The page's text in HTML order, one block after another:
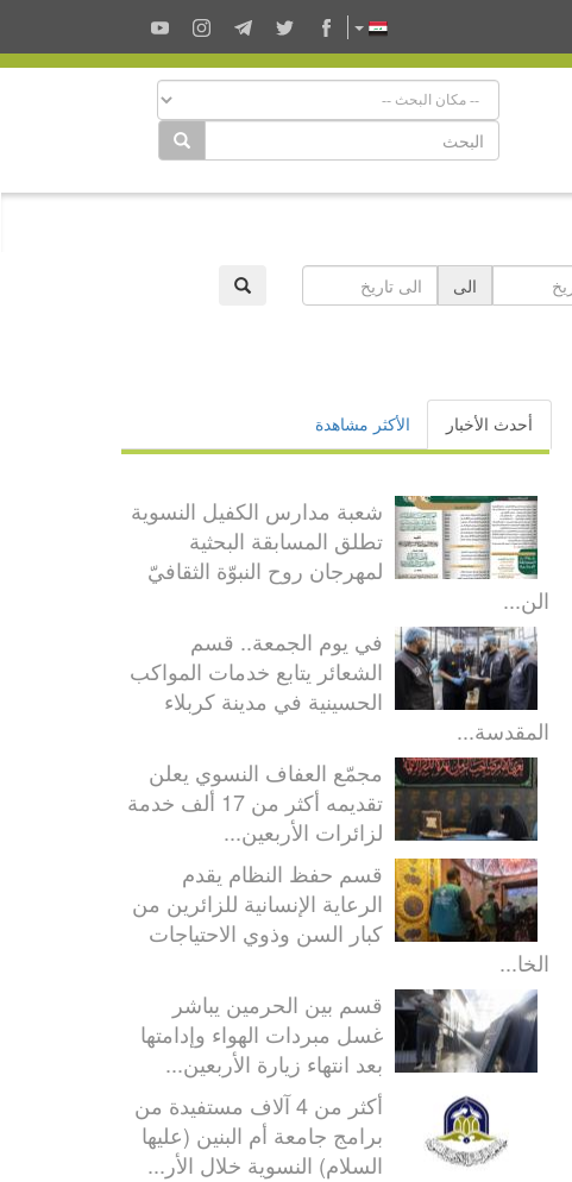
الى
أحدث الأخبار الأكثر مشاهدة
شعبة مدارس الكفيل النسوية
تطلق المسابقة البحثية
لمهرجان روح النبوّة الثقافيّ
الن...
في يوم الجمعة.. قسم
الشعائر يتابع خدمات المواكب
الحسينية في مدينة كربلاء
المقدسة...
مجمّع العفاف النسوي يعلن
تقديمه أكثر من 17 ألف خدمة
لزائرات الأربعين...
قسم حفظ النظام يقدم
الرعاية الإنسانية للزائرين من
كبار السن وذوي الاحتياجات
الخا...
قسم بين الحرمين يباشر
غسل مبردات الهواء وإدامتها
بعد انتهاء زيارة الأربعين...
أكثر من 4 آلاف مستفيدة من
برامج جامعة أم البنين (عليها
السلام) النسوية خلال الأر...